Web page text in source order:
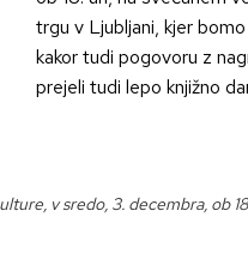
trgu v Ljubljani, kjer
kakor tudi pogovoru z
prejeli tudi lepo knjižno
v sredo, 3. decembra, ob